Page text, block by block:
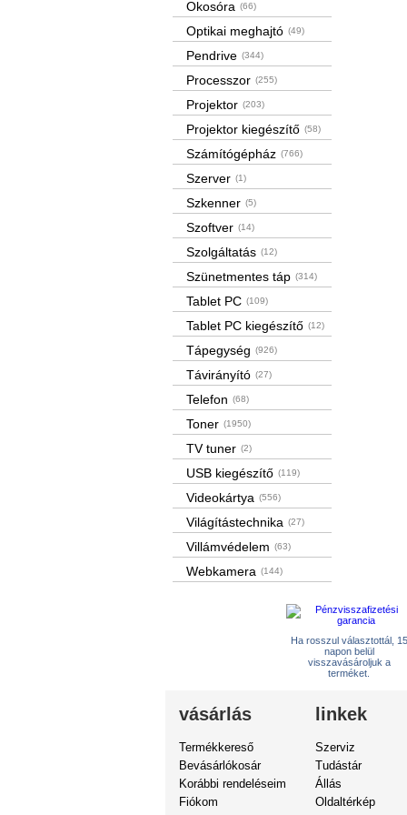
Okosóra (66)
Optikai meghajtó (49)
Pendrive (344)
Processzor (255)
Projektor (203)
Projektor kiegészítő (58)
Számítógépház (766)
Szerver (1)
Szkenner (5)
Szoftver (14)
Szolgáltatás (12)
Szünetmentes táp (314)
Tablet PC (109)
Tablet PC kiegészítő (12)
Tápegység (926)
Távirányító (27)
Telefon (68)
Toner (1950)
TV tuner (2)
USB kiegészítő (119)
Videokártya (556)
Világítástechnika (27)
Villámvédelem (63)
Webkamera (144)
Ha rosszul választottál, 15
napon belül
visszavásároljuk a
terméket.
vásárlás
Termékkereső
Bevásárlókosár
Korábbi rendeléseim
Fiókom
linkek
Szerviz
Tudástár
Állás
Oldaltérkép